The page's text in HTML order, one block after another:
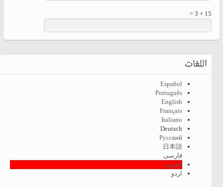
15 + 3 =
اللغات
Español
Português
English
Français
Italiano
Deutsch
Русский
日本語
فارسی
العربية
اردو